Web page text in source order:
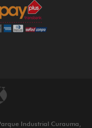
Industrial Curauma,